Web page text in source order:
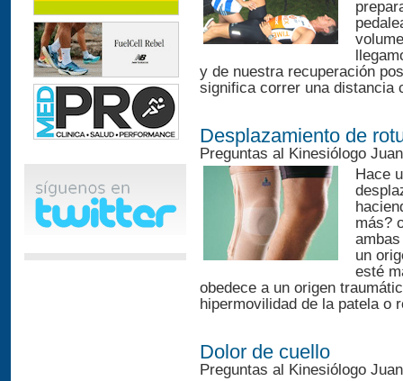
y de nuestra recuperación
significa correr una distancia
Desplazamiento de
Preguntas al Kinesiólogo
Hace
más?
un
esté
obedece a un origen
hipermovilidad de la patela o
Dolor de cuello
Preguntas al Kinesiólogo